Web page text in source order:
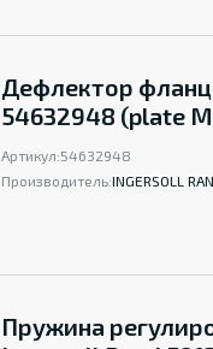
Дефлектор
54632948 (plate
Артикул:54632948
Производитель:INGERSOLL
Пружина